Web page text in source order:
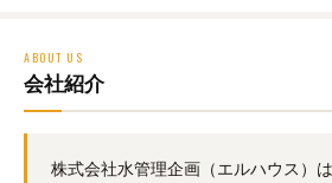
ABOUT US
会社紹介
株式会社水管理企画（エルハウス）